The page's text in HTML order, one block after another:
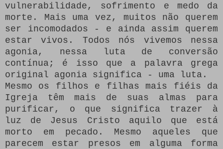
vulnerabilidade, sofrimento e medo da
morte.
Mais uma vez, muitos não querem
ser incomodados - e ainda assim querem
estar vivos.
Todos nós vivemos nessa
agonia, nessa luta de conversão
contínua;
é isso que a palavra grega
original agonia significa - uma luta.
Mesmo os filhos e filhas mais fiéis da
Igreja têm mais de suas almas para
purificar, o que significa trazer à
luz de Jesus Cristo aquilo que está
morto em pecado.
Mesmo aqueles que
parecem estar presos em alguma forma